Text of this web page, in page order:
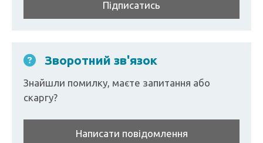
Підписатись
Зворотний зв'язок
Знайшли помилку, маєте запитання або
скаргу?
Написати повідомлення